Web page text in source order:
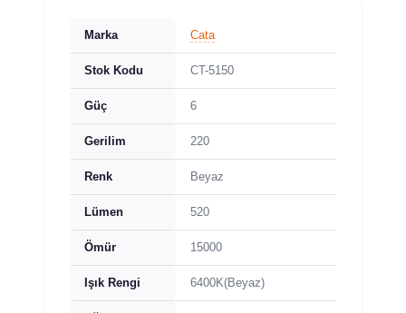
Marka Cata
Stok Kodu CT-5150
Güç 6
Gerilim 220
Renk Beyaz
Lümen 520
Ömür 15000
Işık Rengi 6400K(Beyaz)